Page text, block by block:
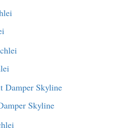
Skyline